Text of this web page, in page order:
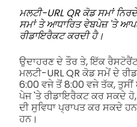
ਮਲਟੀ-URL QR ਕੋਡ ਸਮਾਂ
ਸਮਾਂ ਤੇ ਆਧਾਰਿਤ ਵੇਬਪੇਜ਼ 'ਤੇ
ਰੀਡਾਇਰੈਕਟ ਕਰਦੀ ਹੈ।
ਉਦਾਹਰਣ ਦੇ ਤੌਰ ਤੇ, ਇੱਕ
ਮਲਟੀ-URL QR ਕੋਡ ਸਮੇਂ ਦੇ
6:00 ਵਜੇ ਤੋਂ 8:00 ਵਜੇ ਤੱਕ,
ਪੇਜ 'ਤੇ ਰੀਡਾਇਰੈਕਟ ਕਰ ਸਕਦੇ
ਦੀ ਸੁਵਿਧਾ ਪ੍ਰਾਪਤ ਕਰ ਸਕਦੇ
ਹਨ।